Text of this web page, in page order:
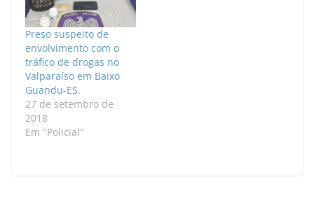
Preso suspeito de
envolvimento com o
tráfico de drogas no
Valparaíso em Baixo
Guandu-ES.
27 de setembro de
2018
Em "Policial"